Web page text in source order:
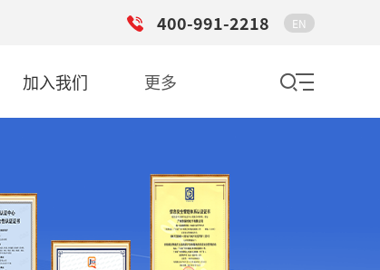
400-991-2218 EN
加入我们 更多